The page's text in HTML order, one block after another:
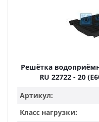
Решётка
RU 22722 - 20
Артикул:
Класс нагрузки: